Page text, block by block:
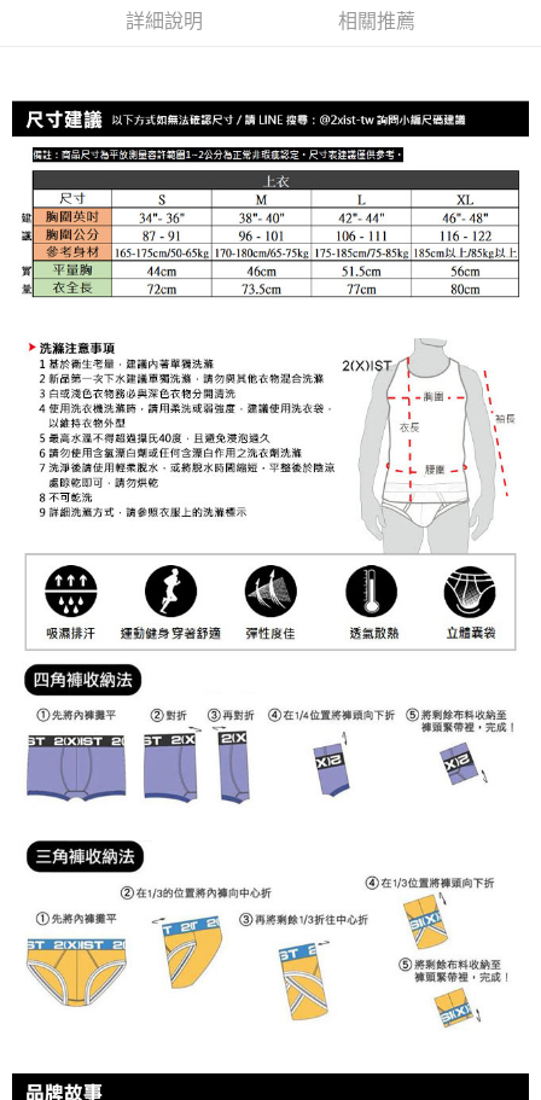
台灣樂天信用卡公司
AFTEE先享後付
AFTEE先享後付是「在收到商品之後才付款」的支付方式。 讓您購物簡單
便利好安心！
１．簡單：不需註冊會員、不需綁卡、不需儲值。
２．便利：只要手機號碼，簡訊認證，即可結帳。
３．安心：先確認商品／服務後，再付款。
【「AFTEE先享後付」結帳流程】
１．於結帳方式選擇「AFTEE先享後付」後，將跳轉至「AFTEE先享後付」
結帳頁面，進行簡訊認證並確認金額後，即可完成結帳。
ATM／網路銀行／等多元方式進行付款，方視為交易完成。
※ 請注意：結帳手續完成當下不需立刻繳費，但若您需要取消訂單，請聯絡
購買商品的店家。未經商家同意取消之訂單仍視為有效，需透過AFTEE先享
後付繳納相關費用。
※ 交易是否成功請以「AFTEE先享後付 」之結帳頁面顯示為準，若有關於
是否繳費成功／繳費後需取消欲退款等相關疑問，請聯繫「AFTEE先享後付
客戶支援中心」https://netprotections.freshdesk.com/support/home
【注意事項】
１．透過由恩沛科技股份有限公司提供之「AFTEE先享後付」服務完成之交
易，需依本服務之必要範圍內提供個人資料，並將交易相關給付款項請求債
權轉讓予恩沛科技股份有限公司。
２．關於個人資料處理事宜，請瀏覽以下網址：
https://aftee.tw/terms/#terms3
３．未成年的使用者請事先徵得法定代理人或監護人之同意方可使用
「AFTEE先享後付」，若未經同意申辦者引起之損失，本公司不負相關責
任。
４．使用「AFTEE先享後付」時，將依據個別帳號之用戶狀況，依本公司即
時審查核予不同之上限額度；若仍有額度不足之情形，本公司將視審查結果
請求用戶進行身份認證。
５．嚴禁一人註冊多個帳號或使用他人資訊註冊。若發現惡意使用之情形，
恩沛科技股份有限公司將有權停止該用戶之使用額度並採取法律行動。
ATM付款
運送方式
全家取貨付款
每筆NT$80，滿NT$1,200(含以上)免運費
付款後全家取貨
7-11取貨付款
每筆NT$80，滿NT$1,200(含以上)免運費
付款後7-11取貨
每筆NT$80，滿NT$1,200(含以上)免運費
宅配
澎湖、金門、馬祖、小琉球、綠島、蘭嶼(郵局配送)
每筆NT$125
郵局快捷(隔天到貨，需先line@客服通知小編)
每筆NT$100
海外宅配 查看運費
詳細說明 相關推薦